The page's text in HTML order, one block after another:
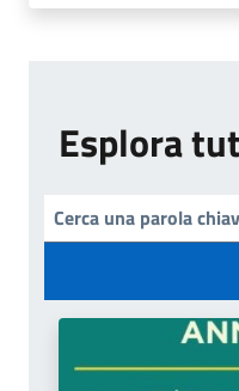
Esplora